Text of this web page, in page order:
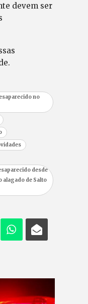
devem ser
no
desde
alagado de Salto